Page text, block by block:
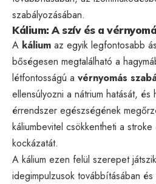
szabályozásában.
Kálium: A szív és a
A kálium az egyik legfontosabb
bőségesen megtalálható a
létfontosságú a vérnyomás
ellensúlyozni a nátrium hatását,
érrendszer egészségének
káliumbevitel csökkentheti a
kockázatát.
A kálium ezen felül szerepet
idegimpulzusok továbbításában